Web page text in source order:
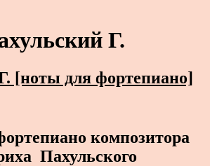
Г.
[ноты для фортепиано]
композитора
Пахульского